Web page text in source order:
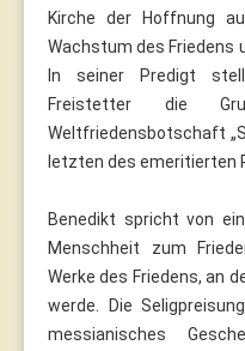
Kirche der Hoffnung
Wachstum des Friedens
In seiner Predigt
Freistetter die
Weltfriedensbotschaft
letzten des emeritierten
Benedikt spricht von
Menschheit zum
Werke des Friedens, an
werde. Die
messianisches